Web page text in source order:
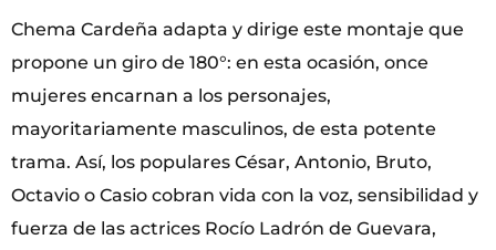
Chema Cardeña adapta y dirige este montaje que
propone un giro de 180°: en esta ocasión, once
mujeres encarnan a los personajes,
mayoritariamente masculinos, de esta potente
trama. Así, los populares César, Antonio, Bruto,
Octavio o Casio cobran vida con la voz, sensibilidad y
fuerza de las actrices Rocío Ladrón de Guevara,